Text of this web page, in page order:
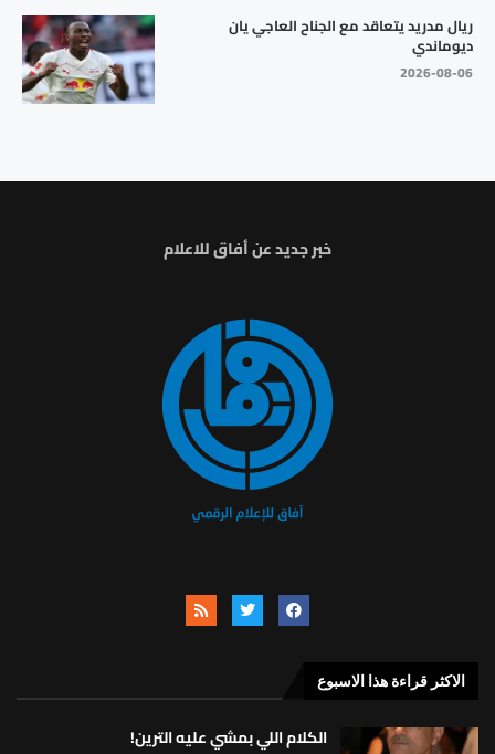
ريال مدريد يتعاقد مع الجناح العاجي يان
ديوماندي
2026-08-06
خبر جديد عن أفاق للاعلام
الاكثر قراءة هذا الاسبوع
الكلام اللي بمشي عليه الترين!